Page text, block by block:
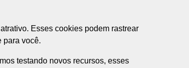
Esses cookies podem rastrear
para você.
testando novos recursos, esses